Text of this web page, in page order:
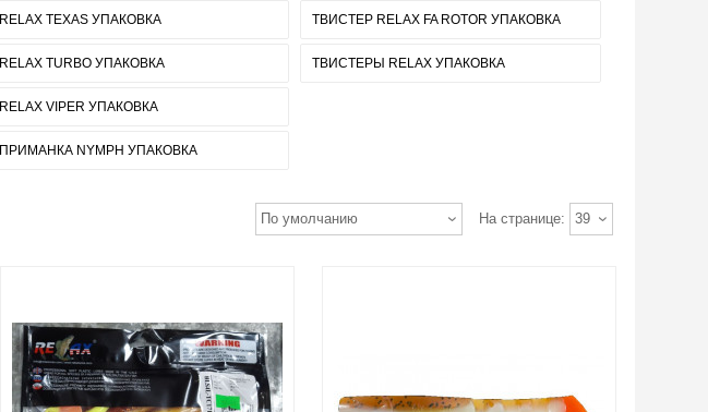
RELAX TEXAS УПАКОВКА
RELAX TURBO УПАКОВКА
RELAX VIPER УПАКОВКА
ПРИМАНКА NYMPH УПАКОВКА
ТВИСТЕР RELAX FA ROTOR УПАКОВКА
ТВИСТЕРЫ RELAX УПАКОВКА
На странице: 39
По умолчанию